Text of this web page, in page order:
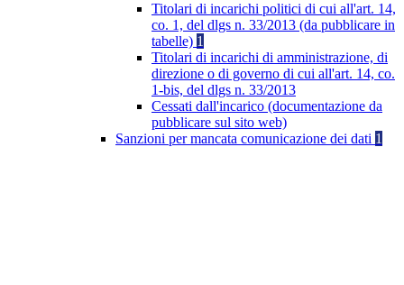
Titolari di incarichi politici di cui all'art. 14,
co. 1, del dlgs n. 33/2013 (da pubblicare in
tabelle) 1
Titolari di incarichi di amministrazione, di
direzione o di governo di cui all'art. 14, co.
1-bis, del dlgs n. 33/2013
Cessati dall'incarico (documentazione da
pubblicare sul sito web)
Sanzioni per mancata comunicazione dei dati 1